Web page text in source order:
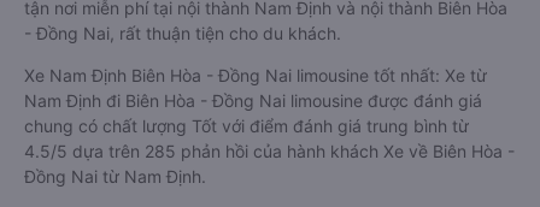
tận nơi miễn phí tại nội thành Nam Định và nội thành Biên Hòa
- Đồng Nai, rất thuận tiện cho du khách.
Xe Nam Định Biên Hòa - Đồng Nai limousine tốt nhất: Xe từ
Nam Định đi Biên Hòa - Đồng Nai limousine được đánh giá
chung có chất lượng Tốt với điểm đánh giá trung bình từ
4.5/5 dựa trên 285 phản hồi của hành khách Xe về Biên Hòa -
Đồng Nai từ Nam Định.